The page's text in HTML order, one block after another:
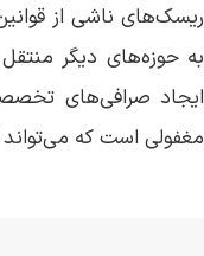
ریسک‌های ناشی از
به حوزه‌های دیگر
ایجاد صرافی‌های
مغفولی است که